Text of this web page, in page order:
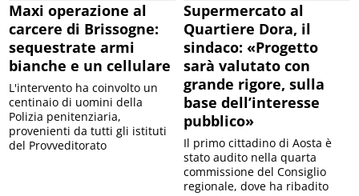
Maxi operazione al
carcere di Brissogne:
sequestrate armi
bianche e un cellulare
L'intervento ha coinvolto un
centinaio di uomini della
Polizia penitenziaria,
provenienti da tutti gli istituti
del Provveditorato
Supermercato al
Quartiere Dora, il
sindaco: «Progetto
sarà valutato con
grande rigore, sulla
base dell’interesse
pubblico»
Il primo cittadino di Aosta è
stato audito nella quarta
commissione del Consiglio
regionale, dove ha ribadito